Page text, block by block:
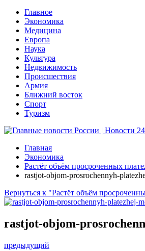
Главное
Экономика
Медицина
Европа
Наука
Культура
Недвижимость
Происшествия
Армия
Ближний восток
Спорт
Туризм
Главная
Экономика
Растёт объём просроченных
rastjot-objom-prosrochennyh-
Вернуться к "Растёт объём
rastjot-objom-
предыдущий